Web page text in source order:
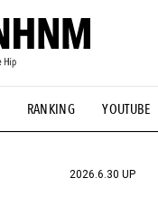
RANKING YOUTUBE
#マイナーグッド図鑑
#FASHION #MUSIC
2026.6.30 UP